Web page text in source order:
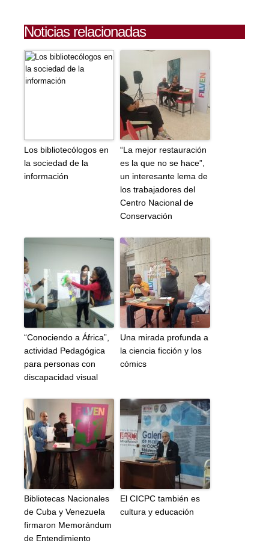
Noticias relacionadas
Los bibliotecólogos en
la sociedad de la
información
“La mejor restauración
es la que no se hace”,
un interesante lema de
los trabajadores del
Centro Nacional de
Conservación
“Conociendo a África”,
actividad Pedagógica
para personas con
discapacidad visual
Una mirada profunda a
la ciencia ficción y los
cómics
Bibliotecas Nacionales
de Cuba y Venezuela
firmaron Memorándum
de Entendimiento
El CICPC también es
cultura y educación